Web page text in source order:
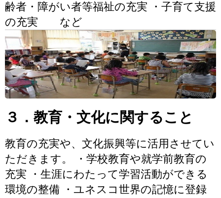
齢者・障がい者等福祉の充実 ・子育て支援
の充実 など
３．教育・文化に関すること
教育の充実や、文化振興等に活用させてい
ただきます。 ・学校教育や就学前教育の
充実 ・生涯にわたって学習活動ができる
環境の整備 ・ユネスコ世界の記憶に登録